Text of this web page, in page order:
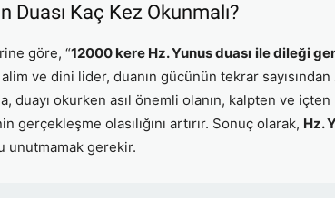
Duası Kaç Kez Okunmalı?
göre, “12000 kere Hz. Yunus duası ile dileği
alim ve dini lider, duanın gücünün tekrar
duayı okurken asıl önemli olanın, kalpten ve
gerçekleşme olasılığını artırır. Sonuç olarak, Hz.
unutmamak gerekir.